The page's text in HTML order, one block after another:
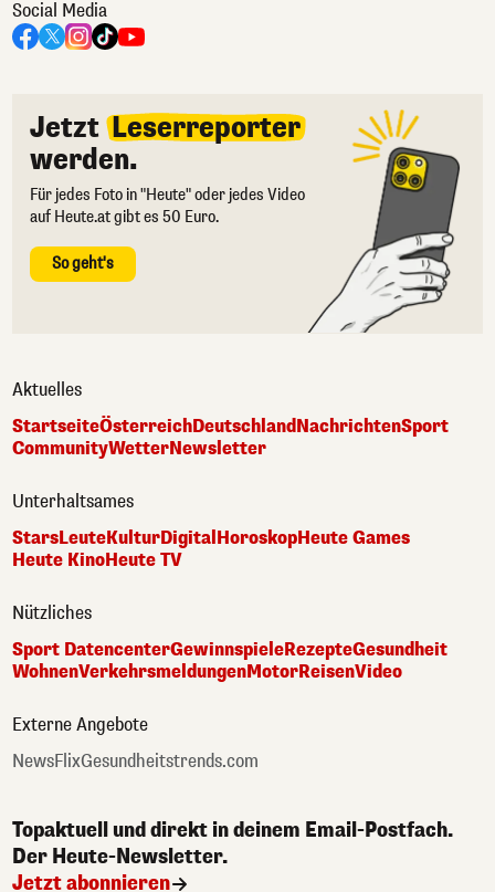
Social Media
Jetzt Leserreporter
werden.
Für jedes Foto in "Heute" oder jedes Video
auf Heute.at gibt es 50 Euro.
So geht's
Aktuelles
StartseiteÖsterreichDeutschlandNachrichtenSport
CommunityWetterNewsletter
Unterhaltsames
StarsLeuteKulturDigitalHoroskopHeute Games
Heute KinoHeute TV
Nützliches
Sport DatencenterGewinnspieleRezepteGesundheit
WohnenVerkehrsmeldungenMotorReisenVideo
Externe Angebote
NewsFlixGesundheitstrends.com
Topaktuell und direkt in deinem Email-Postfach.
Der Heute-Newsletter.
Jetzt abonnieren